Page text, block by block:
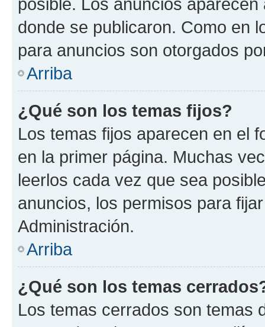
donde se publicaron. Como en
para anuncios son otorgados
Arriba
¿Qué son los temas fijos?
Los temas fijos aparecen en el
en la primer página. Muchas
leerlos cada vez que sea
anuncios, los permisos para
Administración.
Arriba
¿Qué son los temas
Los temas cerrados son temas